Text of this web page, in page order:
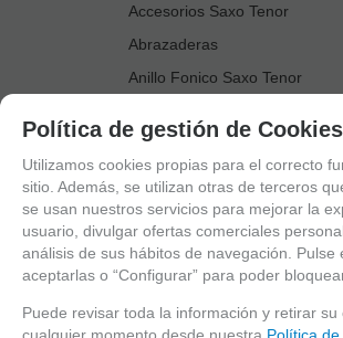
Accesorios Saxo Tenor
Abrazaderas
Anillo Fonico Saxo Tenor
Boquillas
Boquilleros
Cañas
Cortacañas
Deflector Saxo Tenor
Política de gestión de Cookies
Utilizamos cookies propias para el correcto
sitio. Además, se utilizan otras de terceros
se usan nuestros servicios para mejorar la
usuario, divulgar ofertas comerciales
análisis de sus hábitos de navegación. Pulse
aceptarlas o “Configurar” para poder
Puede revisar toda la información y retirar su